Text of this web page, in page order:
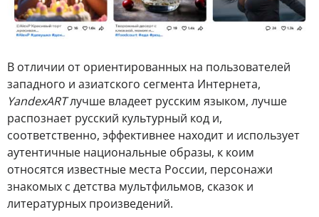
В отличии от ориентированных на пользователей
западного и азиатского сегмента Интернета,
YandexARTлучше владеет русским языком, лучше
распознает русский культурный код и,
соответственно, эффективнее находит и использует
аутентичные национальные образы, к коим
относятся известные места России, персонажи
знакомых с детства мультфильмов, сказок и
литературных произведений.